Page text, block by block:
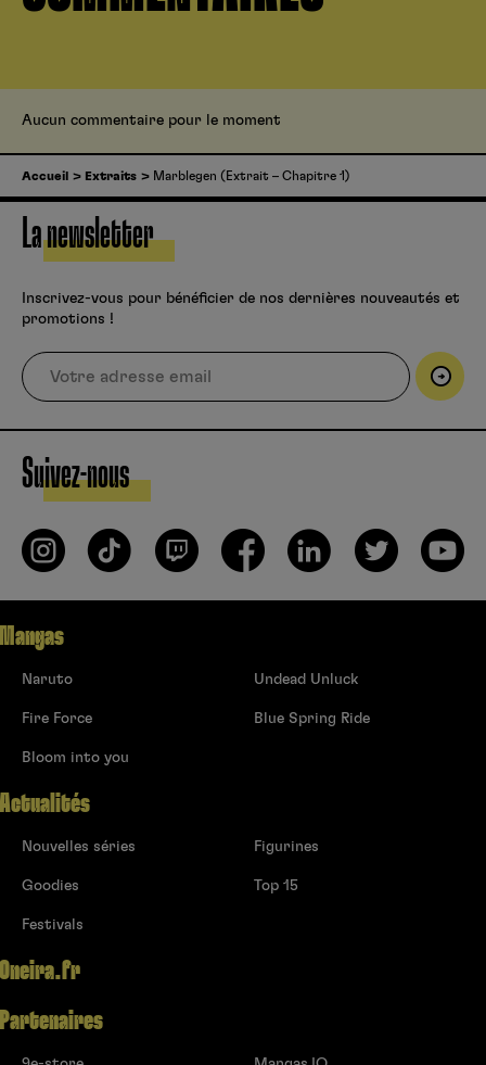
Aucun commentaire pour le moment
Accueil Extraits Marblegen (Extrait – Chapitre 1)
La newsletter
Inscrivez-vous pour bénéficier de nos dernières nouveautés et
promotions !
Suivez-nous
Mangas
Naruto
Fire Force
Bloom into you
Undead Unluck
Blue Spring Ride
Actualités
Nouvelles séries
Goodies
Festivals
Figurines
Top 15
Oneira.fr
Partenaires